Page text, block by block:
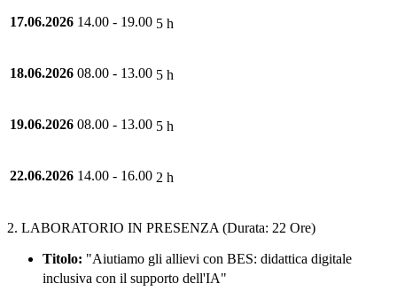
17.06.2026 14.00 - 19.00 5 h
18.06.2026 08.00 - 13.00 5 h
19.06.2026 08.00 - 13.00 5 h
22.06.2026 14.00 - 16.00 2 h
2. LABORATORIO IN PRESENZA (Durata: 22 Ore)
Titolo: "Aiutiamo gli allievi con BES: didattica digitale
inclusiva con il supporto dell'IA"